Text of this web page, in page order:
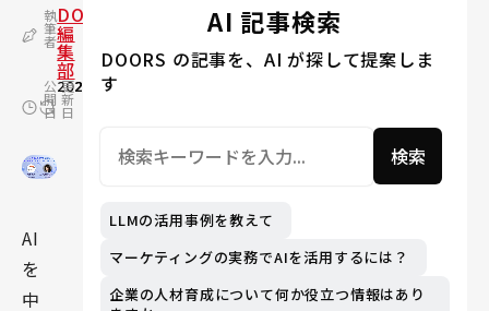
執
筆
者
DOORS
編
集
部
公
開
日
2024.06.06
更
新
日
2025.02.04
AI
を
中
AI 記事検索
DOORS の記事を、AI が探して提案しま
す
検索
LLMの活用事例を教えて
マーケティングの実務でAIを活用するには？
企業の人材育成について何か役立つ情報はあり